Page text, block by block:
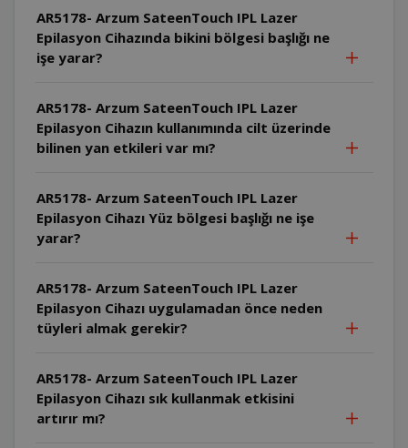
AR5178- Arzum SateenTouch IPL Lazer
Epilasyon Cihazında bikini bölgesi başlığı ne
işe yarar?
AR5178- Arzum SateenTouch IPL Lazer
Epilasyon Cihazın kullanımında cilt üzerinde
bilinen yan etkileri var mı?
AR5178- Arzum SateenTouch IPL Lazer
Epilasyon Cihazı Yüz bölgesi başlığı ne işe
yarar?
AR5178- Arzum SateenTouch IPL Lazer
Epilasyon Cihazı uygulamadan önce neden
tüyleri almak gerekir?
AR5178- Arzum SateenTouch IPL Lazer
Epilasyon Cihazı sık kullanmak etkisini
artırır mı?